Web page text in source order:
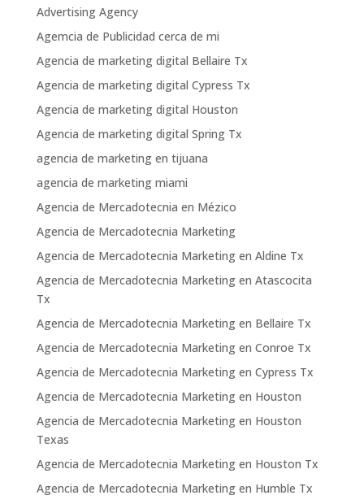
Advertising Agency
Agemcia de Publicidad cerca de mi
Agencia de marketing digital Bellaire Tx
Agencia de marketing digital Cypress Tx
Agencia de marketing digital Houston
Agencia de marketing digital Spring Tx
agencia de marketing en tijuana
agencia de marketing miami
Agencia de Mercadotecnia en Mézico
Agencia de Mercadotecnia Marketing
Agencia de Mercadotecnia Marketing en Aldine Tx
Agencia de Mercadotecnia Marketing en Atascocita
Tx
Agencia de Mercadotecnia Marketing en Bellaire Tx
Agencia de Mercadotecnia Marketing en Conroe Tx
Agencia de Mercadotecnia Marketing en Cypress Tx
Agencia de Mercadotecnia Marketing en Houston
Agencia de Mercadotecnia Marketing en Houston
Texas
Agencia de Mercadotecnia Marketing en Houston Tx
Agencia de Mercadotecnia Marketing en Humble Tx